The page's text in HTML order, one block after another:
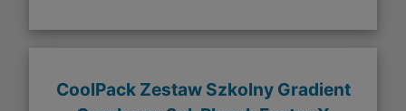
CoolPack Zestaw Szkolny Gradient